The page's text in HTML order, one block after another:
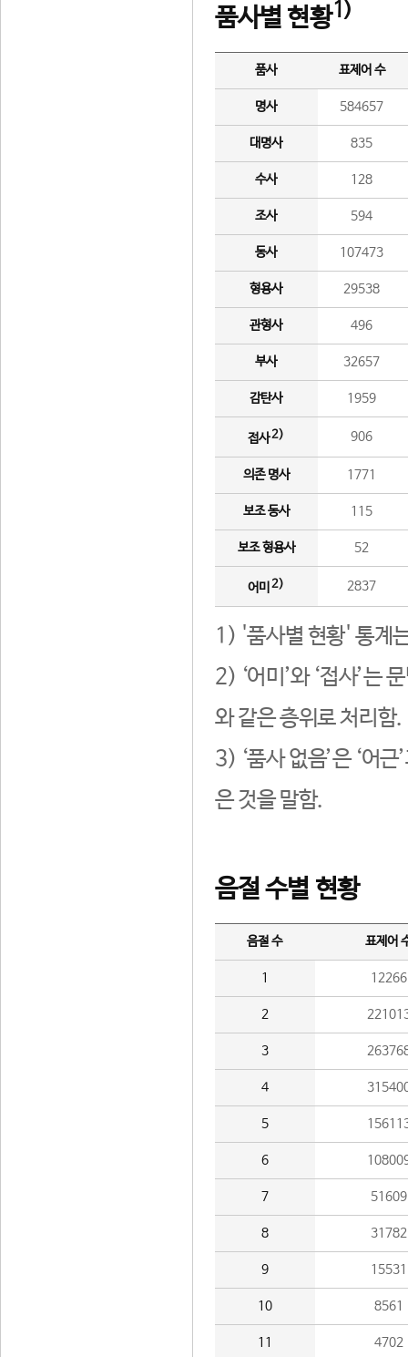
품사별 현황1)
품사 표제어 수
명사 584657
대명사 835
수사 128
조사 594
동사 107473
형용사 29538
관형사 496
부사 32657
감탄사 1959
접사2) 906
의존 명사 1771
보조 동사 115
보조 형용사 52
어미 2) 2837
1) '품사별 현황' 통계
2) ‘어미’와 ‘접사’는
와 같은 층위로 처리함.
3) ‘품사 없음’은 ‘어
은 것을 말함.
음절 수별 현황
음절 수 표제어
1 12266
2
3
4
5
6
7 51609
8 31782
9 15531
10 8561
11 4702